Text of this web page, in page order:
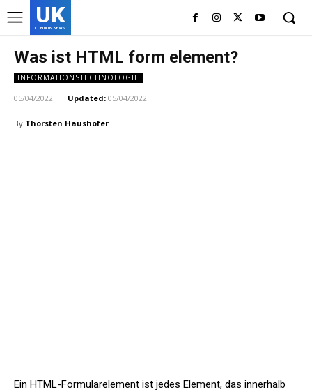
UK
LONDON NEWS
Was ist HTML form element?
INFORMATIONSTECHNOLOGIE
05/04/2022 Updated: 05/04/2022
By Thorsten Haushofer
Ein HTML-Formularelement ist jedes Element, das innerhalb